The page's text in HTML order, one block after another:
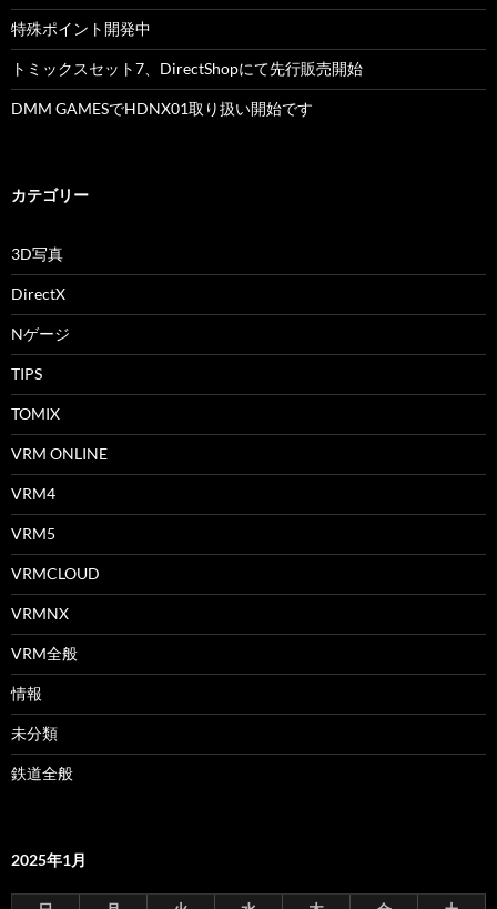
特殊ポイント開発中
トミックスセット7、DirectShopにて先行販売開始
DMM GAMESでHDNX01取り扱い開始です
カテゴリー
3D写真
DirectX
Nゲージ
TIPS
TOMIX
VRM ONLINE
VRM4
VRM5
VRMCLOUD
VRMNX
VRM全般
情報
未分類
鉄道全般
2025年1月